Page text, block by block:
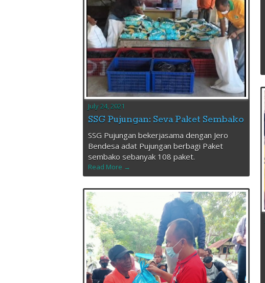
July 24, 2021
SSG Pujungan: Seva Paket Sembako
SSG Pujungan bekerjasama dengan Jero
Bendesa adat Pujungan berbagi Paket
sembako sebanyak 108 paket.
Read More →